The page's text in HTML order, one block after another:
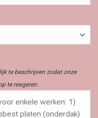
te beschrijven zodat onze
te reageren.